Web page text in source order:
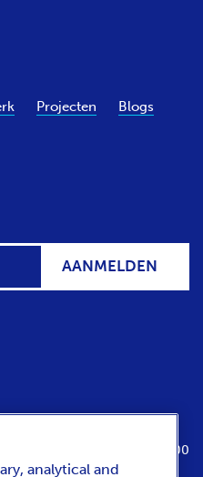
Projecten Blogs
AANMELDEN
t/m zondag van 10:00 tot 17:00
analytical and